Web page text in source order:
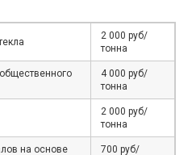
2 000 руб/
тонна
4 000 руб/
тонна
2 000 руб/
тонна
на основе 700 руб/